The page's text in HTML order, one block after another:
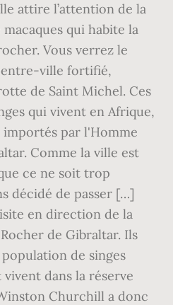
attire l’attention de la
qui habite la
Vous verrez le
ville fortifié,
de Saint Michel. Ces
qui vivent en Afrique,
importés par l'Homme
Comme la ville est
ce ne soit trop
décidé de passer […]
en direction de la
de Gibraltar. Ils
de singes
vivent dans la réserve
Churchill a donc